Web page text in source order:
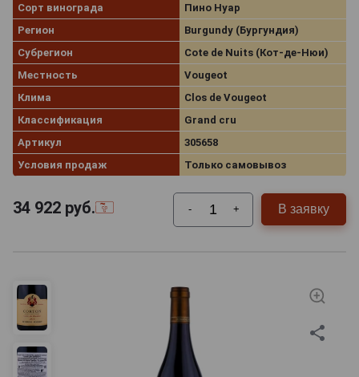
Сорт винограда
Пино Нуар
Регион
Burgundy (Бургундия)
Субрегион
Cote de Nuits (Кот-де-Нюи)
Местность
Vougeot
Клима
Clos de Vougeot
Классификация
Grand cru
Артикул
305658
Условия продаж
Только самовывоз
34 922 руб. - + В заявку